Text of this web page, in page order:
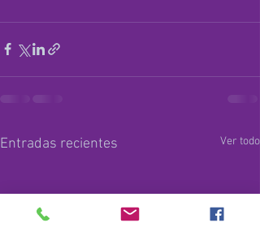
Entradas recientes Ver todo